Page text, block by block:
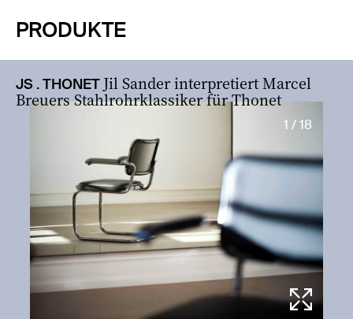
PRODUKTE
JS . THONET Jil Sander interpretiert Marcel
Breuers Stahlrohrklassiker für Thonet
1 / 18